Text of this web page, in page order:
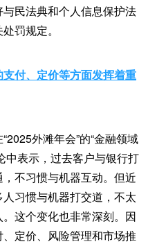
民法典和个人信息保护法
罚规定。
付、定价等方面发挥着重
外滩年会”的“金融领域
中表示，过去客户与银行打
不习惯与机器互动。但近
习惯与机器打交道，不太
这个变化也非常深刻。因
定价、风险管理和市场推